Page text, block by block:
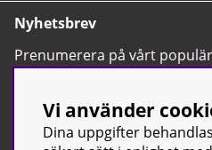
Nyhetsbrev
Prenumerera på vårt
tips, nyheter och våra allra
Vi använder
Dina uppgifter